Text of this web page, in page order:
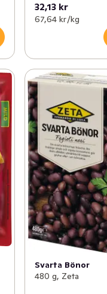
32,13 kr
67,64 kr /kg
Svarta Bönor
480 g, Zeta